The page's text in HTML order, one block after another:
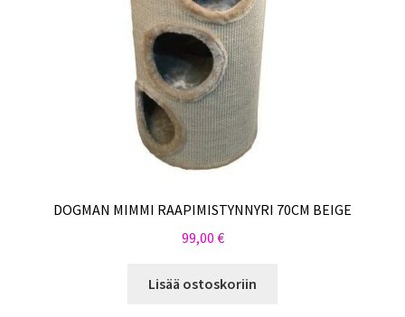
DOGMAN MIMMI RAAPIMISTYNNYRI 70CM BEIGE
99,00 €
Lisää ostoskoriin